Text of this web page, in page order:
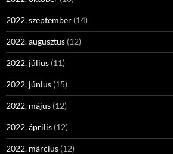
2022. szeptember (14)
2022. augusztus (12)
2022. július (11)
2022. június (15)
2022. május (12)
2022. április (12)
2022. március (12)